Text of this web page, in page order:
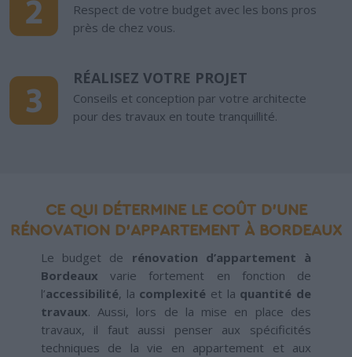
Respect de votre budget avec les bons pros
près de chez vous.
RÉALISEZ VOTRE PROJET
Conseils et conception par votre architecte
pour des travaux en toute tranquillité.
CE QUI DÉTERMINE LE COÛT D'UNE
RÉNOVATION D'APPARTEMENT À BORDEAUX
Le budget de rénovation d’appartement à
Bordeaux varie fortement en fonction de
l’accessibilité, la complexité et la quantité de
travaux. Aussi, lors de la mise en place des
travaux, il faut aussi penser aux spécificités
techniques de la vie en appartement et aux